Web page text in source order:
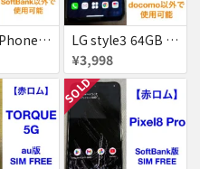
【美品】iPhone12 64GB 赤ロム
LG style3 64GB 赤ロム
¥3,998
SOLD